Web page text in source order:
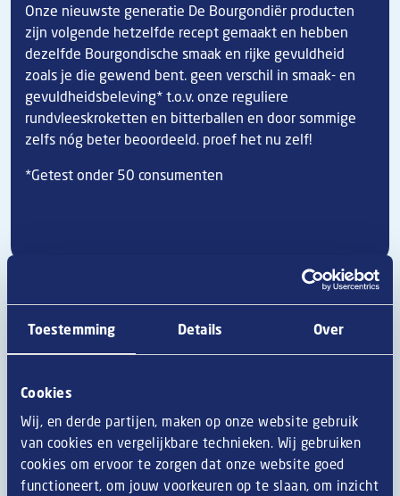
Toestemming Details Over
Cookies
Wij, en derde partijen, maken op onze website gebruik
van cookies en vergelijkbare technieken. Wij gebruiken
cookies om ervoor te zorgen dat onze website goed
functioneert, om jouw voorkeuren op te slaan, om inzicht
Onze nieuwste generatie De Bourgondiër producten
zijn volgende hetzelfde recept gemaakt en hebben
dezelfde Bourgondische smaak en rijke gevuldheid
zoals je die gewend bent. geen verschil in smaak- en
gevuldheidsbeleving* t.o.v. onze reguliere
rundvleeskroketten en bitterballen en door sommige
zelfs nóg beter beoordeeld. proef het nu zelf!
*Getest onder 50 consumenten